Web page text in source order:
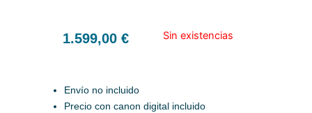
1.599,00 € Sin existencias
Envío no incluido
Precio con canon digital incluido